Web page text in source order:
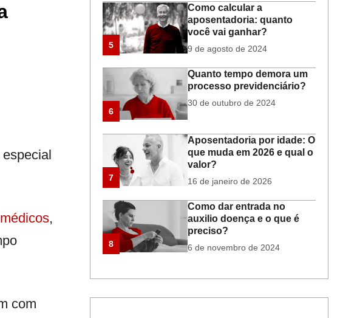
médicos,
com
5
Como calcular a
aposentadoria: quanto
você vai ganhar?
9 de agosto de 2024
6
Quanto tempo demora um
processo previdenciário?
30 de outubro de 2024
7
Aposentadoria por idade: O
que muda em 2026 e qual o
valor?
16 de janeiro de 2026
8
Como dar entrada no
auxilio doença e o que é
preciso?
6 de novembro de 2024